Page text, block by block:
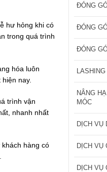
hư hỏng khi có
trong quá trình
hóa luôn
nay.
trình vận
nhanh nhất
hàng có
ĐÓNG
ĐÓNG
ĐÓNG
NÂNG
MÓC
DỊCH VỤ
DỊCH VỤ
DỊCH VỤ